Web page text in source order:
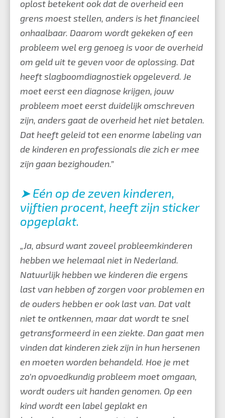
oplost betekent ook dat de overheid een
grens moest stellen, anders is het financieel
onhaalbaar. Daarom wordt gekeken of een
probleem wel erg genoeg is voor de overheid
om geld uit te geven voor de oplossing. Dat
heeft slagboomdiagnostiek opgeleverd. Je
moet eerst een diagnose krijgen, jouw
probleem moet eerst duidelijk omschreven
zijn, anders gaat de overheid het niet betalen.
Dat heeft geleid tot een enorme labeling van
de kinderen en professionals die zich er mee
zijn gaan bezighouden.”
➤ Eén op de zeven kinderen,
vijftien procent, heeft zijn sticker
opgeplakt.
„Ja, absurd want zoveel probleemkinderen
hebben we helemaal niet in Nederland.
Natuurlijk hebben we kinderen die ergens
last van hebben of zorgen voor problemen en
de ouders hebben er ook last van. Dat valt
niet te ontkennen, maar dat wordt te snel
getransformeerd in een ziekte. Dan gaat men
vinden dat kinderen ziek zijn in hun hersenen
en moeten worden behandeld. Hoe je met
zo’n opvoedkundig probleem moet omgaan,
wordt ouders uit handen genomen. Op een
kind wordt een label geplakt en